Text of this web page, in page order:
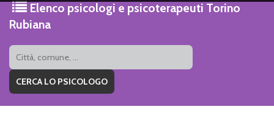
Elenco psicologi e psicoterapeuti Torino
Rubiana